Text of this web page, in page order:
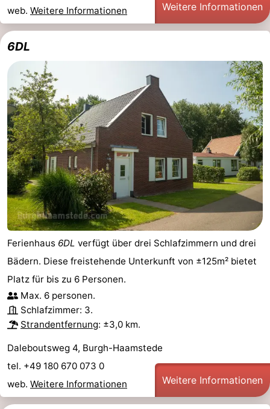
-
Natur
Hollands
Duin
-
Noordwijk
Katwijk
-
Scheveningen
-
Den
Haag
-
Rotterdam
-
Rockanje
Zeeland
Schouwen-
Duiveland
-
Brouwershaven
-
Bruinisse
-
Zierikzee
-
Oosterschelde
Burgh
-
web. Weitere Informationen Weitere Informationen
6DL
Ferienhaus 6DL verfügt über drei Schlafzimmern und drei
Bädern. Diese freistehende Unterkunft von ±125m² bietet
Platz für bis zu 6 Personen.
Max. 6 personen.
Schlafzimmer: 3.
Strandentfernung: ±3,0 km.
Daleboutsweg 4, Burgh-Haamstede
tel. +49 180 670 073 0
web. Weitere Informationen Weitere Informationen